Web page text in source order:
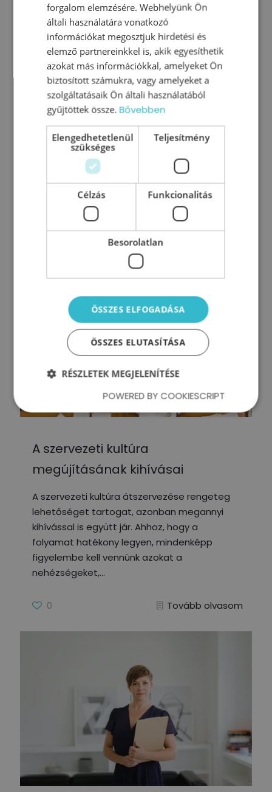
5+1 dolog, amiért érdemes heti
megbeszéléseket tartani
A modern üzleti környezet rendkívül
dinamikus. A folyamatos változások miatt a
vállalatoknak jó alkalmazkodóképességre és
folyamatos együttműködésre van szüksége
annak érdekében, hogy képesek legyenek
lépést tartani
A szervezeti kultúra
megújításának kihívásai
A szervezeti kultúra átszervezése rengeteg
lehetőséget tartogat, azonban megannyi
kihívással is együtt jár. Ahhoz, hogy a
folyamat hatékony legyen, mindenképp
figyelembe kell vennünk azokat a
nehézségeket,
0 Tovább olvasom
forgalom elemzésére. Webhelyünk Ön
általi használatára vonatkozó
információkat megosztjuk hirdetési és
elemző partnereinkkel is, akik egyesíthetik
azokat más információkkal, amelyeket Ön
biztosított számukra, vagy amelyeket a
szolgáltatásaik Ön általi használatából
gyűjtöttek össze.Bővebben
Elengedhetetlenül
szükséges
Teljesítmény
Célzás Funkcionalitás
Besorolatlan
ÖSSZES ELFOGADÁSA
ÖSSZES ELUTASÍTÁSA
RÉSZLETEK MEGJELENÍTÉSE
POWERED BY COOKIESCRIPT